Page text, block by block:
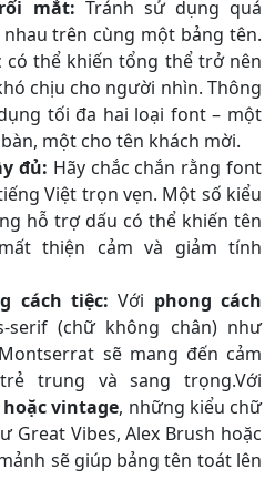
mắt: Tránh sử dụng quá
trên cùng một bảng tên.
có thể khiến tổng thể trở nên
chịu cho người nhìn. Thông
tối đa hai loại font – một
một cho tên khách mời.
đủ: Hãy chắc chắn rằng font
Việt trọn vẹn. Một số kiểu
hỗ trợ dấu có thể khiến tên
thiện cảm và giảm tính
cách tiệc:Với phong cách
serif (chữ không chân) như
sẽ mang đến cảm
trung và sang trọng.Với
vintage, những kiểu chữ
Great Vibes, Alex Brush hoặc
sẽ giúp bảng tên toát lên